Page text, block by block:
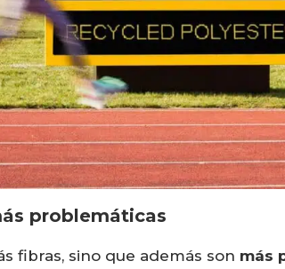
problemáticas
fibras, sino que además son más